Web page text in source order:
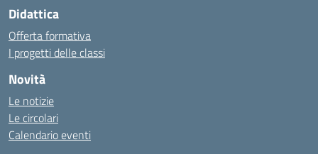
Didattica
Offerta formativa
I progetti delle classi
Novità
Le notizie
Le circolari
Calendario eventi